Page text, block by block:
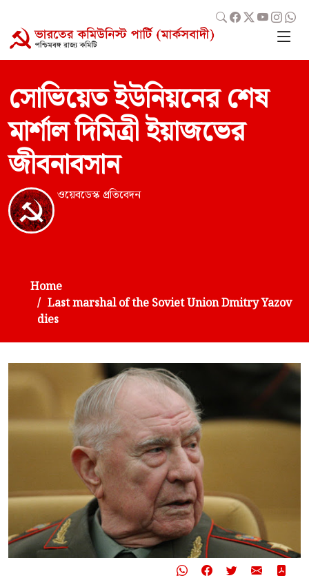
সোভিয়েত ইউনিয়নের শেষ
মার্শাল দিমিত্রী ইয়াজভের
জীবনাবসান
ওয়েবডেস্ক প্রতিবেদন
Home
Last marshal of the Soviet Union Dmitry Yazov
dies